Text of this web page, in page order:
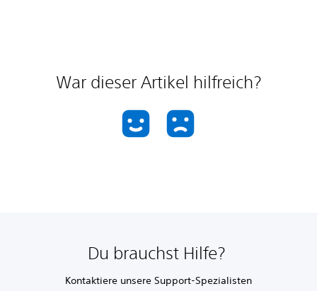
War dieser Artikel hilfreich?
Du brauchst Hilfe?
Kontaktiere unsere Support-Spezialisten